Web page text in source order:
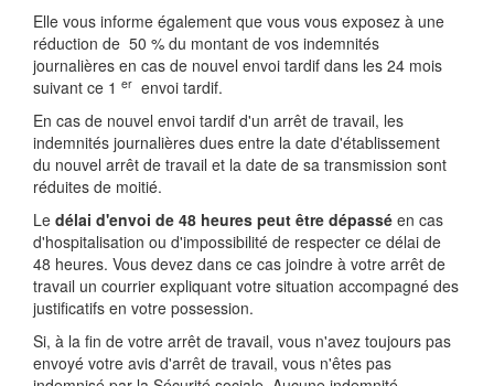
Elle vous informe également que vous vous exposez à une
réduction de 50 % du montant de vos indemnités
journalières en cas de nouvel envoi tardif dans les 24 mois
suivant ce 1 er envoi tardif.
En cas de nouvel envoi tardif d'un arrêt de travail, les
indemnités journalières dues entre la date d'établissement
du nouvel arrêt de travail et la date de sa transmission sont
réduites de moitié.
Le délai d'envoi de 48 heures peut être dépassé en cas
d'hospitalisation ou d'impossibilité de respecter ce délai de
48 heures. Vous devez dans ce cas joindre à votre arrêt de
travail un courrier expliquant votre situation accompagné des
justificatifs en votre possession.
Si, à la fin de votre arrêt de travail, vous n'avez toujours pas
envoyé votre avis d'arrêt de travail, vous n'êtes pas